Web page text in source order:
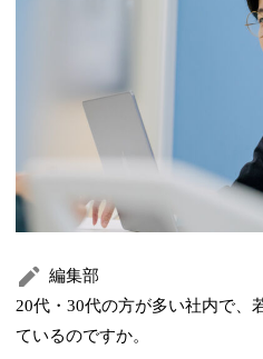
編集部
20代・30代の方が多い社内で、
ているのですか。